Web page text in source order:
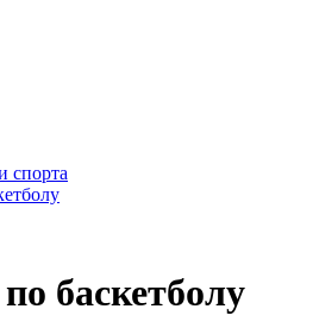
спорта
баскетболу